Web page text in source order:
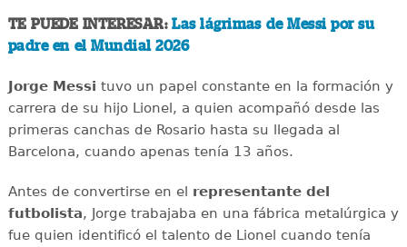
TE PUEDE INTERESAR:Las lágrimas de Messi por su
padre en el Mundial 2026
Jorge Messi tuvo un papel constante en la formación y
carrera de su hijo Lionel, a quien acompañó desde las
primeras canchas de Rosario hasta su llegada al
Barcelona, cuando apenas tenía 13 años.
Antes de convertirse en el representante del
futbolista, Jorge trabajaba en una fábrica metalúrgica y
fue quien identificó el talento de Lionel cuando tenía